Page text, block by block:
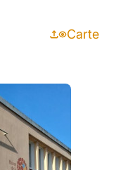
Carte